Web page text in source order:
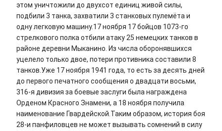
этом уничтожили до двухсот единиц живой силы,
подбили 3 танка, захватили 3 станковых пулемёта и
одну легковую машину.17 ноября 17 бойцов 1073-го
стрелкового полка отбили атаку 25 немецких танков в
районе деревни Мыканино. Из числа оборонявшихся
уцелело только двое, потери противника составили 8
танков.Уже 17 ноября 1941 года, то есть за десять дней
до первого печатного сообщения о двадцати восьми,
316-я дивизия за боевые заслуги была награждена
Орденом Красного Знамени, а 18 ноября получила
наименование Гвардейской.Таким образом, история боя
28-и панфиловцев не может вызывать сомнений в силу